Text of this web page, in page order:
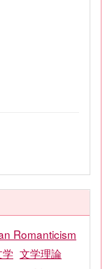
Romanticism
学 文学理論